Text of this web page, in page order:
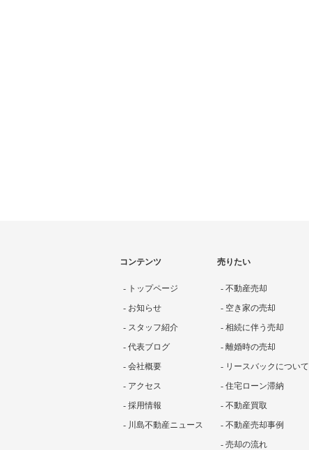
コンテンツ
- トップページ
- お知らせ
- スタッフ紹介
- 代表ブログ
- 会社概要
- アクセス
- 採用情報
- 川島不動産ニュース
売りたい
- 不動産売却
- 空き家の売却
- 相続に伴う売却
- 離婚時の売却
- リースバックについて
- 住宅ローン滞納
- 不動産買取
- 不動産売却事例
- 売却の流れ